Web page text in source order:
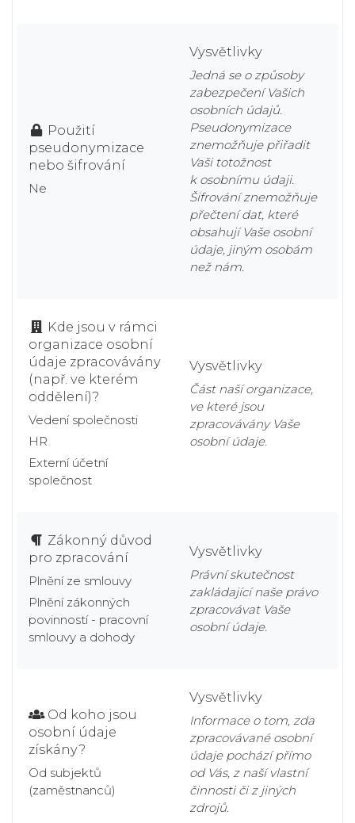
Použití
pseudonymizace
nebo šifrování
Ne
Vysvětlivky
Jedná se o způsoby
zabezpečení Vašich
osobních údajů.
Pseudonymizace
znemožňuje přiřadit
Vaši totožnost
k osobnímu údaji.
Šifrování znemožňuje
přečtení dat, které
obsahují Vaše osobní
údaje, jiným osobám
než nám.
Kde jsou v rámci
organizace osobní
údaje zpracovávány
(např. ve kterém
oddělení)?
Vedení společnosti
HR
Externí účetní
společnost
Vysvětlivky
Část naší organizace,
ve které jsou
zpracovávány Vaše
osobní údaje.
Zákonný důvod
pro zpracování
Plnění ze smlouvy
Plnění zákonných
povinností - pracovní
smlouvy a dohody
Vysvětlivky
Právní skutečnost
zakládající naše právo
zpracovávat Vaše
osobní údaje.
Od koho jsou
osobní údaje
získány?
Od subjektů
(zaměstnanců)
Vysvětlivky
Informace o tom, zda
zpracovávané osobní
údaje pochází přímo
od Vás, z naší vlastní
činnosti či z jiných
zdrojů.